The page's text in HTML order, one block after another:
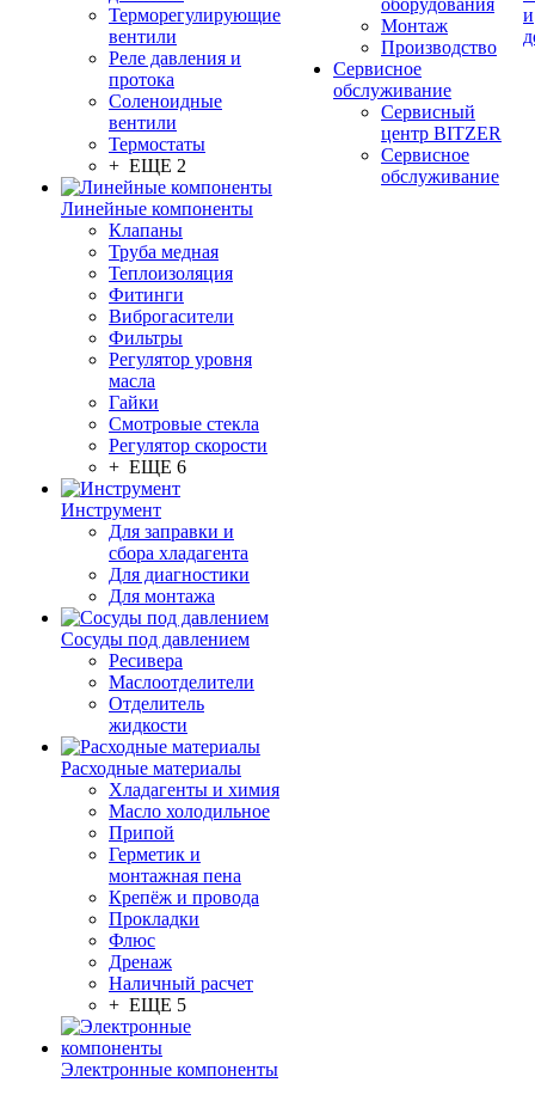
Терморегулирующие
вентили
Реле давления и
протока
Соленоидные
вентили
Термостаты
+ ЕЩЕ 2
Линейные компоненты
Клапаны
Труба медная
Теплоизоляция
Фитинги
Виброгасители
Фильтры
Регулятор уровня
масла
Гайки
Смотровые стекла
Регулятор скорости
+ ЕЩЕ 6
Инструмент
Для заправки и
сбора хладагента
Для диагностики
Для монтажа
Сосуды под давлением
Ресивера
Маслоотделители
Отделитель
жидкости
Расходные материалы
Хладагенты и химия
Масло холодильное
Припой
Герметик и
монтажная пена
Крепёж и провода
Прокладки
Флюс
Дренаж
Наличный расчет
+ ЕЩЕ 5
Электронные компоненты
оборудования
Монтаж
Производство
Сервисное
обслуживание
Сервисный
центр BITZER
Сервисное
обслуживание
и